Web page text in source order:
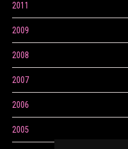
2011
2009
2008
2007
2006
2005